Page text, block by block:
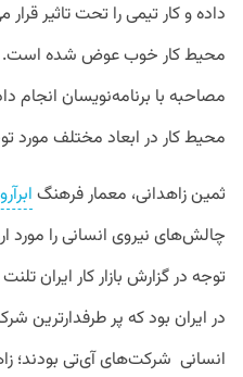
داده و کار تیمی را تحت تاثیر
مصاحبه با برنامه‌نویسان انجام
محیط کار در ابعاد مختلف مورد
ثمین زاهدانی، معمار فرهنگ
چالش‌های نیروی انسانی را مورد
توجه در گزارش بازار کار ایران
در ایران بود که پر طرفدارترین
انسانی شرکت‌های آی‌تی بودند؛